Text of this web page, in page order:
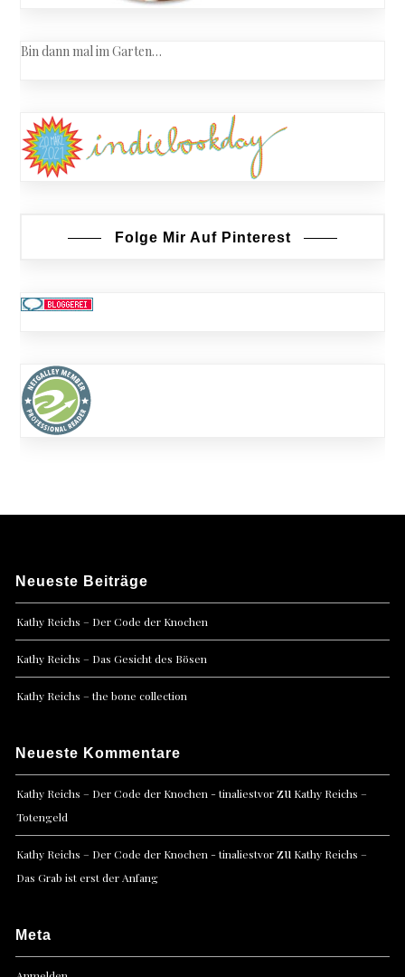
Bin dann mal im Garten…
Folge Mir Auf Pinterest
Neueste Beiträge
Kathy Reichs – Der Code der Knochen
Kathy Reichs – Das Gesicht des Bösen
Kathy Reichs – the bone collection
Neueste Kommentare
Kathy Reichs – Der Code der Knochen - tinaliestvorzu Kathy Reichs –
Totengeld
Kathy Reichs – Der Code der Knochen - tinaliestvorzu Kathy Reichs –
Das Grab ist erst der Anfang
Meta